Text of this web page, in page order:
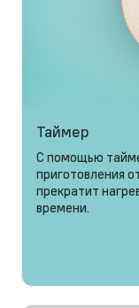
Таймер
С помощью
приготовления
прекратит
времени.